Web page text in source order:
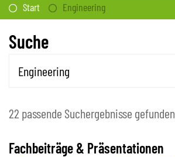
Start Engineering
Suche
22 passende Suchergebnisse gefunden.
Fachbeiträge & Präsentationen